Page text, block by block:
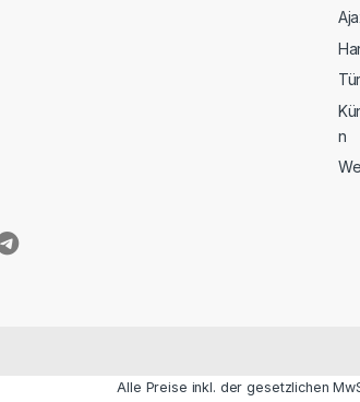
n
Alle Preise inkl. der gesetzlichen